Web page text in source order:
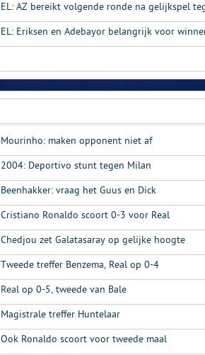
EL: AZ bereikt volgende ronde na gelijkspel
EL: Eriksen en Adebayor belangrijk voor
Mourinho: maken opponent niet af
2004: Deportivo stunt tegen Milan
Beenhakker: vraag het Guus en Dick
Cristiano Ronaldo scoort 0-3 voor Real
Chedjou zet Galatasaray op gelijke hoogte
Tweede treffer Benzema, Real op 0-4
Real op 0-5, tweede van Bale
Magistrale treffer Huntelaar
Ook Ronaldo scoort voor tweede maal